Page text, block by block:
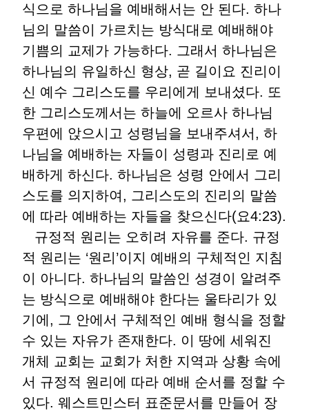
식으로 하나님을 예배해서는 안 된다. 하나
님의 말씀이 가르치는 방식대로 예배해야
기쁨의 교제가 가능하다. 그래서 하나님은
하나님의 유일하신 형상, 곧 길이요 진리이
신 예수 그리스도를 우리에게 보내셨다. 또
한 그리스도께서는 하늘에 오르사 하나님
우편에 앉으시고 성령님을 보내주셔서, 하
나님을 예배하는 자들이 성령과 진리로 예
배하게 하신다. 하나님은 성령 안에서 그리
스도를 의지하여, 그리스도의 진리의 말씀
에 따라 예배하는 자들을 찾으신다(요4:23).
규정적 원리는 오히려 자유를 준다. 규정
적 원리는 ‘원리’이지 예배의 구체적인 지침
이 아니다. 하나님의 말씀인 성경이 알려주
는 방식으로 예배해야 한다는 울타리가 있
기에, 그 안에서 구체적인 예배 형식을 정할
수 있는 자유가 존재한다. 이 땅에 세워진
개체 교회는 교회가 처한 지역과 상황 속에
서 규정적 원리에 따라 예배 순서를 정할 수
있다. 웨스트민스터 표준문서를 만들어 장